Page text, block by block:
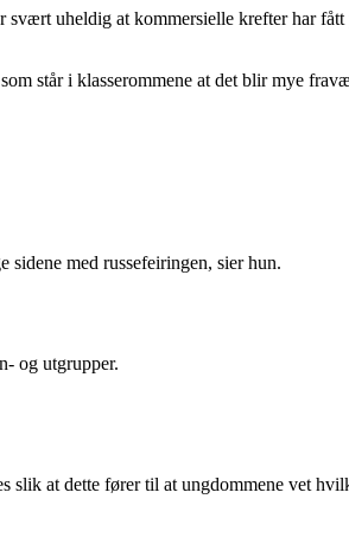
uheldig at kommersielle krefter har
står i klasserommene at det blir mye
med russefeiringen, sier hun.
og utgrupper.
at dette fører til at ungdommene vet